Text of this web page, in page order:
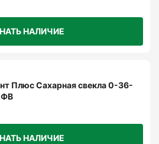
и заболеваниям.
благодаря листовому
урожая:
НАЛИЧИЕ
Плюс Сахарная свекла 0-36-
НАЛИЧИЕ